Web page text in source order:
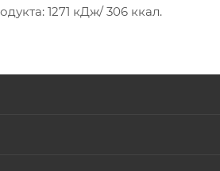
1271 кДж/ 306 ккал.